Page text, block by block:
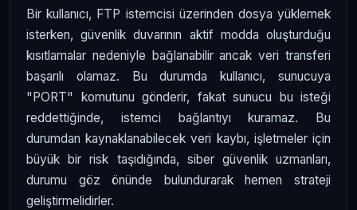
Bir kullanıcı, FTP istemcisi üzerinden dosya yüklemek
isterken, güvenlik duvarının aktif modda oluşturduğu
kısıtlamalar nedeniyle bağlanabilir ancak veri transferi
başarılı olamaz. Bu durumda kullanıcı, sunucuya
"PORT" komutunu gönderir, fakat sunucu bu isteği
reddettiğinde, istemci bağlantıyı kuramaz. Bu
durumdan kaynaklanabilecek veri kaybı, işletmeler için
büyük bir risk taşıdığında, siber güvenlik uzmanları,
durumu göz önünde bulundurarak hemen strateji
geliştirmelidirler.